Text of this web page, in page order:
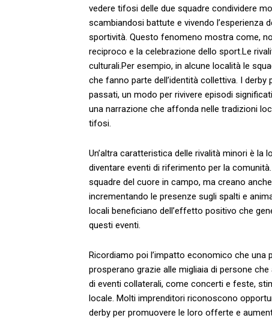
vedere tifosi delle ‍due⁤ squadre condividere
scambiandosi battute e vivendo l’esperienza
sportività. Questo fenomeno mostra come,
reciproco e la​ celebrazione dello sport.Le
culturali.Per esempio, in alcune località ​le
che fanno parte dell’identità collettiva. I
passati, un modo per⁣ rivivere episodi⁣
una narrazione ‌che affonda nelle tradizioni
tifosi.
Un’altra caratteristica delle rivalità minori è la⁢
⁣diventare⁤ eventi ​di riferimento per‍ la
squadre del cuore in campo, ma creano​
incrementando le presenze sugli spalti ⁤e
locali ‌beneficiano dell’effetto positivo⁤ che⁤
questi eventi.
Ricordiamo poi l’impatto⁢ economico che una
⁢prosperano grazie alle migliaia⁤ di persone
di ‍eventi collaterali, come​ concerti​ e feste,
locale. Molti ⁤imprenditori ‍riconoscono⁤
⁤derby⁤ per promuovere le⁤ loro offerte e